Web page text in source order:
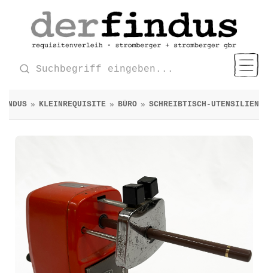
» KLEINREQUISITE » BÜRO » SCHREIBTISCH-UTENSILIEN